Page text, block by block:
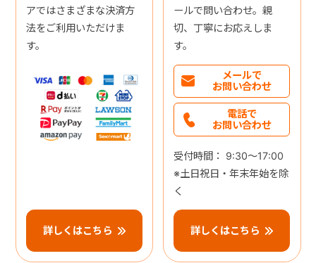
アではさまざまな決済方
法をご利用いただけま
す。
詳しくはこちら
ールで問い合わせ。親
切、丁寧にお応えしま
す。
メールで
お問い合わせ
電話で
お問い合わせ
受付時間： 9:30～17:00
※土日祝日・年末年始を除
く
詳しくはこちら